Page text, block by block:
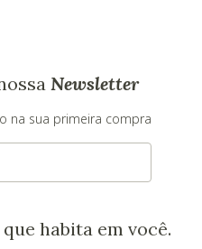
Newsletter
na sua primeira compra
habita em você.